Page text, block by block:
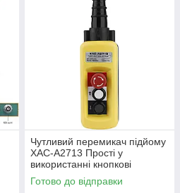
Чутливий перемикач підйому
XAC-A2713 Прості у
використанні кнопкові
перемикачі
Готово до відправки